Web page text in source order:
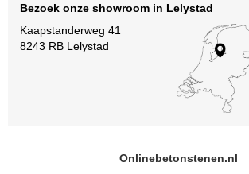
Bezoek onze showroom in Lelystad
Kaapstanderweg 41
8243 RB Lelystad
Onlinebetonstenen.nl